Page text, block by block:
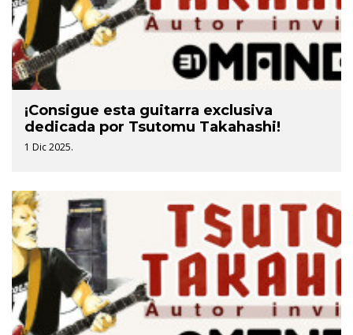
¡Consigue esta guitarra exclusiva
dedicada por Tsutomu Takahashi!
1 Dic 2025.